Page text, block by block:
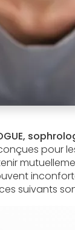
pour
suivants